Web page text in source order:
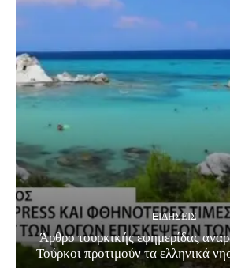
EΙΔΗΣΕΙΣ
Άρθρο τουρκικής εφημερίδας
Τούρκοι προτιμούν τα ελληνικά